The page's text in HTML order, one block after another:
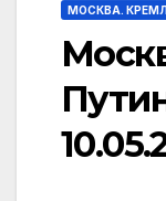
МОСКВА.